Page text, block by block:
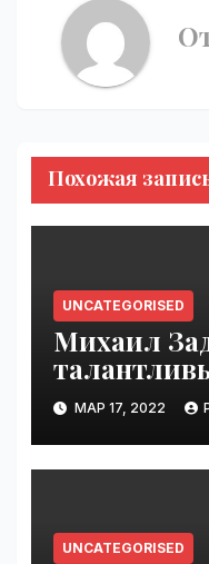
Похожая
UNCATEGORISED
Михаил
факты из
МАР 17, 2022
UNCATEGORISED